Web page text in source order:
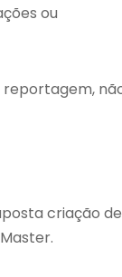
ou
reportagem,
criação de